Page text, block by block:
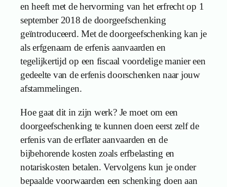
en heeft met de hervorming van het erfrecht op 1
september 2018 de doorgeefschenking
geïntroduceerd. Met de doorgeefschenking kan je
als erfgenaam de erfenis aanvaarden en
tegelijkertijd op een fiscaal voordelige manier een
gedeelte van de erfenis doorschenken naar jouw
afstammelingen.
Hoe gaat dit in zijn werk? Je moet om een
doorgeefschenking te kunnen doen eerst zelf de
erfenis van de erflater aanvaarden en de
bijbehorende kosten zoals erfbelasting en
notariskosten betalen. Vervolgens kun je onder
bepaalde voorwaarden een schenking doen aan